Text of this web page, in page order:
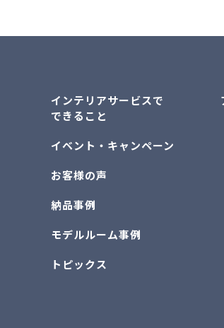
インテリアサービスで
できること
イベント・キャンペーン
お客様の声
納品事例
モデルルーム事例
トピックス